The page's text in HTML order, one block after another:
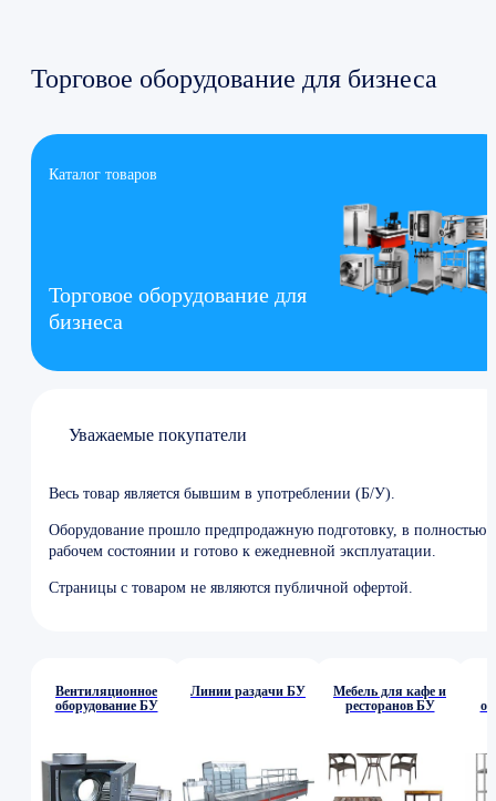
Торговое оборудование для бизнеса
Каталог товаров
Торговое оборудование для
бизнеса
Уважаемые покупатели
Весь товар является бывшим в употреблении (Б/У).
Оборудование прошло предпродажную подготовку, в полностью
рабочем состоянии и готово к ежедневной эксплуатации.
Страницы с товаром не являются публичной офертой.
Вентиляционное
оборудование БУ
Линии раздачи БУ
Мебель для кафе и
ресторанов БУ